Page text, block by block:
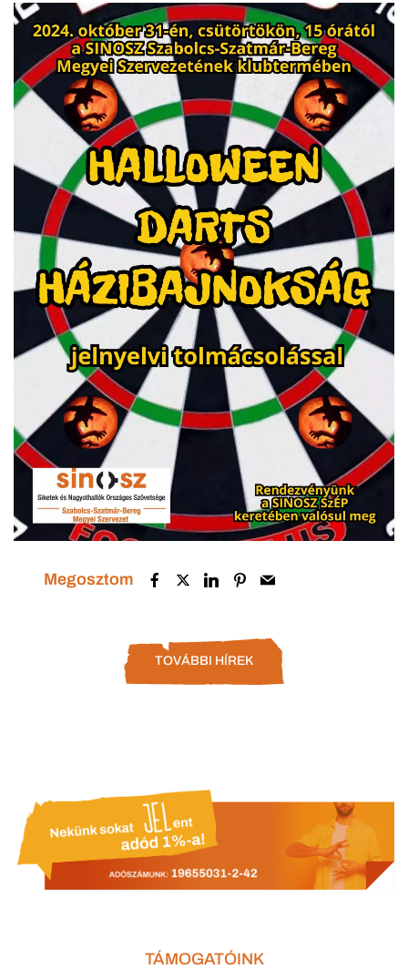
Megosztom
TOVÁBBI HÍREK
TÁMOGATÓINK